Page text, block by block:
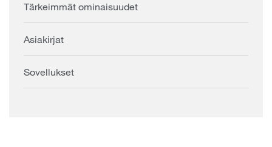
Tärkeimmät ominaisuudet
Asiakirjat
Sovellukset